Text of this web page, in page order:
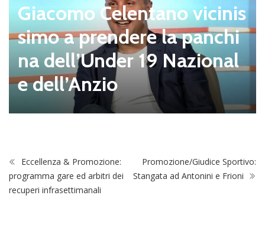
Giacomo Celentano vicinis
simo a prendere la panchi
na dell’Under 19 Nazional
e dell’Anzio
Eccellenza & Promozione:
programma gare ed arbitri dei
recuperi infrasettimanali
Promozione/Giudice Sportivo:
Stangata ad Antonini e Frioni